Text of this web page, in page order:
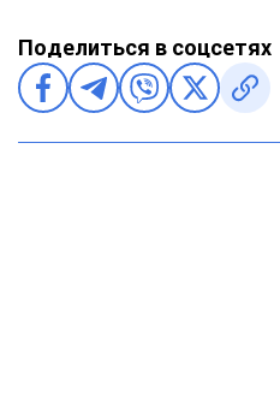
Поделиться в соцсетях